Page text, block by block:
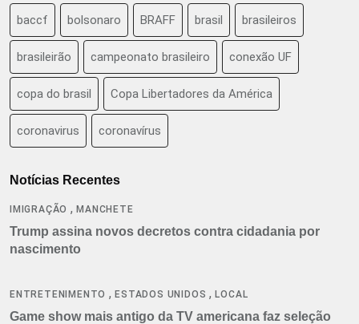
baccf bolsonaro BRAFF brasil brasileiros
brasileirão campeonato brasileiro conexão UF
copa do brasil Copa Libertadores da América
coronavirus coronavírus
Notícias Recentes
IMIGRAÇÃO ,MANCHETE
Trump assina novos decretos contra cidadania por
nascimento
ENTRETENIMENTO ,ESTADOS UNIDOS ,LOCAL
Game show mais antigo da TV americana faz seleção